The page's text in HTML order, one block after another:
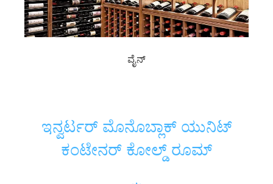
ವೈನ್
ಇನ್ವರ್ಟರ್ ಮೊನೊಬ್ಲಾಕ್ ಯುನಿಟ್
ಕಂಟೇನರ್ ಕೋಲ್ಡ್ ರೂಮ್